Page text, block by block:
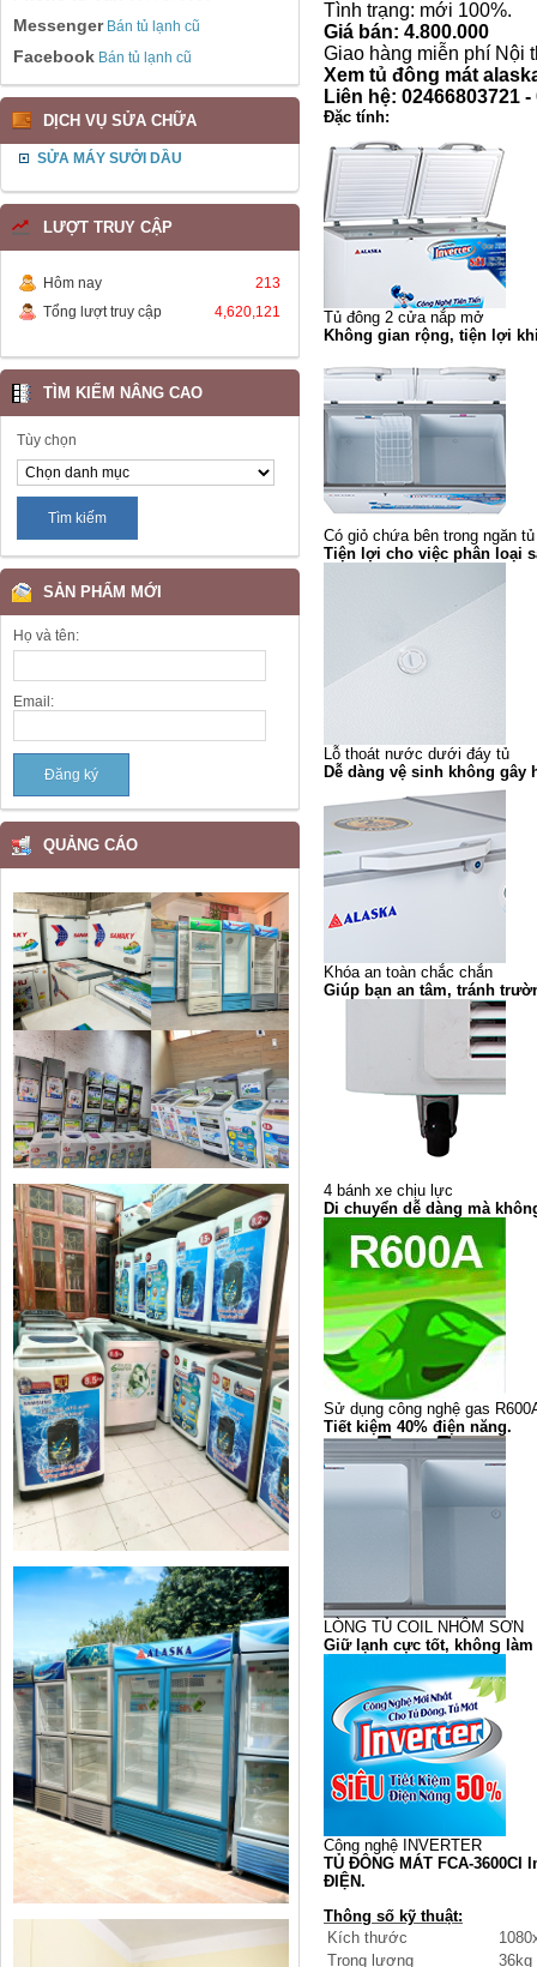
Tình trạng: mới 100%.
Giá bán: 4.800.000
Giao hàng miễn phí Nội
Xem tủ đông mát
Liên hệ: 02466803721 -
Đặc tính:
Tủ đông 2 cửa nắp mở
Không gian rộng, tiện lợi
Có giỏ chứa bên trong ngăn tủ
Tiện lợi cho việc phân loại
Lỗ thoát nước dưới đáy tủ
Dễ dàng vệ sinh không
Khóa an toàn chắc chắn
Giúp bạn an tâm, tránh
4 bánh xe chịu lực
Di chuyển dễ dàng mà
Sử dụng công nghệ gas
Tiết kiệm 40% điện năng.
LÒNG TỦ COIL NHÔM SƠN
Giữ lạnh cực tốt, không
Công nghệ INVERTER
TỦ ĐÔNG MÁT FCA-
ĐIỆN.
Thông số kỹ thuật:
Kích thước
Trọng lượng
36kg
Messenger Bán tủ lạnh cũ
Facebook Bán tủ lạnh cũ
DỊCH VỤ SỬA CHỮA
SỬA MÁY SƯỞI DẦU
LƯỢT TRUY CẬP
Hôm nay
213
Tổng lượt truy cập
4,620,121
TÌM KIẾM NÂNG CAO
Tùy chọn
SẢN PHẨM MỚI
Họ và tên:
Email:
QUẢNG CÁO